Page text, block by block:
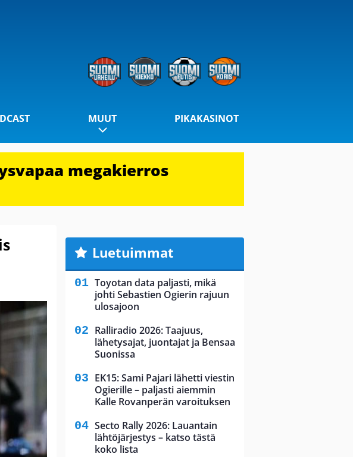
MUUT PIKAKASINOT
megakierros
Luetuimmat
Toyotan data paljasti, mikä
johti Sebastien Ogierin rajuun
ulosajoon
Ralliradio 2026: Taajuus,
lähetysajat, juontajat ja Bensaa
Suonissa
EK15: Sami Pajari lähetti viestin
Ogierille – paljasti aiemmin
Kalle Rovanperän varoituksen
Secto Rally 2026: Lauantain
lähtöjärjestys – katso tästä
koko lista